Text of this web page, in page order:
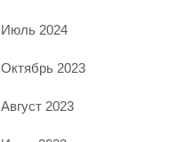
Июль 2024
Октябрь 2023
Август 2023